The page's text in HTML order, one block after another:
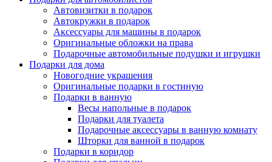
Автовизитки в подарок
Автокружки в подарок
Аксессуары для машины в подарок
Оригинальные обложки на права
Подарочные автомобильные подушки и игрушки
Подарки для дома
Новогодние украшения
Оригинальные подарки в гостиную
Подарки в ванную
Весы напольные в подарок
Подарки для туалета
Подарочные аксессуары в ванную комнату
Шторки для ванной в подарок
Подарки в коридор